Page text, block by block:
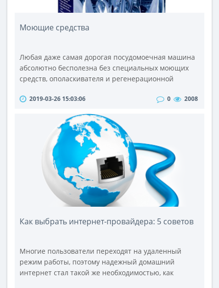
Моющие средства
Любая даже самая дорогая посудомоечная машина
абсолютно бесполезна без специальных моющих
средств, ополаскивателя и регенерационной
широкий. Так, производители выпускают эти
Стоит отметить, что разные модели техники
используют разные моющие средства. Поэтом
перед покупкой того или иного варианта прочтите
2019-03-26 15:03:06 0 2008
Как выбрать интернет-провайдера: 5 советов
Многие пользователи переходят на удаленный
режим работы, поэтому надежный домашний
интернет стал такой же необходимостью, как